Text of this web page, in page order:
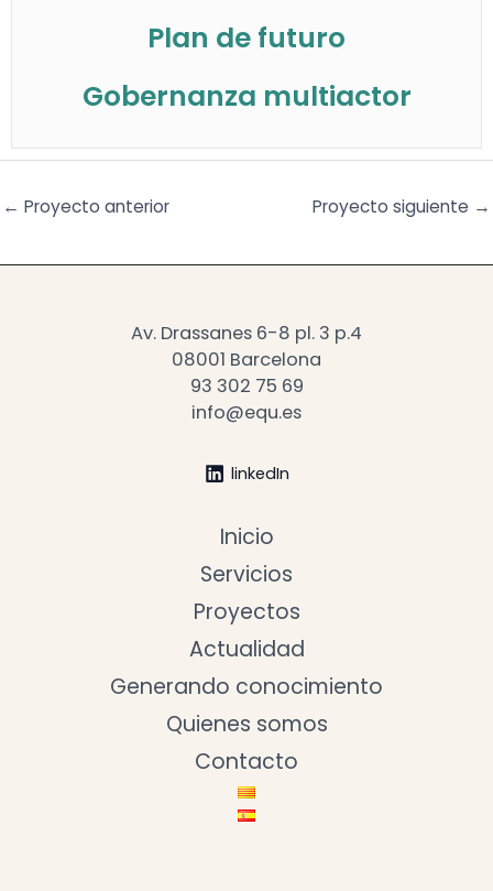
Plan de futuro
Gobernanza multiactor
← Proyecto anterior Proyecto siguiente →
Av. Drassanes 6-8 pl. 3 p.4
08001 Barcelona
93 302 75 69
info@equ.es
linkedIn
Inicio
Servicios
Proyectos
Actualidad
Generando conocimiento
Quienes somos
Contacto